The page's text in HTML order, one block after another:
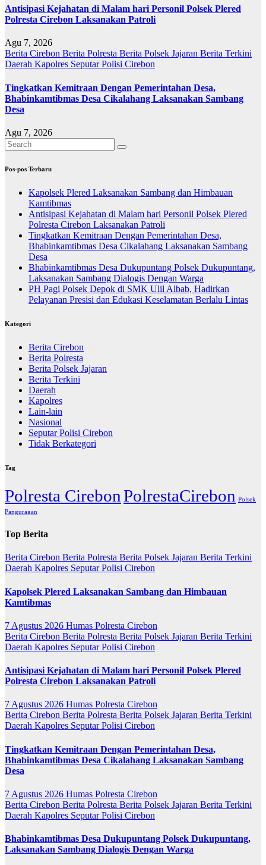
Antisipasi Kejahatan di Malam hari Personil Polsek Plered
Polresta Cirebon Laksanakan Patroli
Agu 7, 2026
Berita Cirebon Berita Polresta Berita Polsek Jajaran Berita Terkini
Daerah Kapolres Seputar Polisi Cirebon
Tingkatkan Kemitraan Dengan Pemerintahan Desa,
Bhabinkamtibmas Desa Cikalahang Laksanakan Sambang
Desa
Agu 7, 2026
Pos-pos Terbaru
Kapolsek Plered Laksanakan Sambang dan Himbauan
Kamtibmas
Antisipasi Kejahatan di Malam hari Personil Polsek Plered
Polresta Cirebon Laksanakan Patroli
Tingkatkan Kemitraan Dengan Pemerintahan Desa,
Bhabinkamtibmas Desa Cikalahang Laksanakan Sambang
Desa
Bhabinkamtibmas Desa Dukupuntang Polsek Dukupuntang,
Laksanakan Sambang Dialogis Dengan Warga
PH Pagi Polsek Depok di SMK Ulil Albab, Hadirkan
Pelayanan Presisi dan Edukasi Keselamatan Berlalu Lintas
Kategori
Berita Cirebon
Berita Polresta
Berita Polsek Jajaran
Berita Terkini
Daerah
Kapolres
Lain-lain
Nasional
Seputar Polisi Cirebon
Tidak Berkategori
Tag
Polresta CirebonPolrestaCirebon Polsek
Panguragan
Top Berita
Berita Cirebon Berita Polresta Berita Polsek Jajaran Berita Terkini
Daerah Kapolres Seputar Polisi Cirebon
Kapolsek Plered Laksanakan Sambang dan Himbauan
Kamtibmas
7 Agustus 2026 Humas Polresta Cirebon
Berita Cirebon Berita Polresta Berita Polsek Jajaran Berita Terkini
Daerah Kapolres Seputar Polisi Cirebon
Antisipasi Kejahatan di Malam hari Personil Polsek Plered
Polresta Cirebon Laksanakan Patroli
7 Agustus 2026 Humas Polresta Cirebon
Berita Cirebon Berita Polresta Berita Polsek Jajaran Berita Terkini
Daerah Kapolres Seputar Polisi Cirebon
Tingkatkan Kemitraan Dengan Pemerintahan Desa,
Bhabinkamtibmas Desa Cikalahang Laksanakan Sambang
Desa
7 Agustus 2026 Humas Polresta Cirebon
Berita Cirebon Berita Polresta Berita Polsek Jajaran Berita Terkini
Daerah Kapolres Seputar Polisi Cirebon
Bhabinkamtibmas Desa Dukupuntang Polsek Dukupuntang,
Laksanakan Sambang Dialogis Dengan Warga